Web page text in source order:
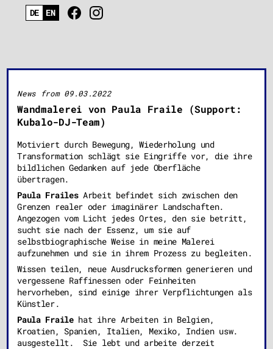
News from 09.03.2022
Wandmalerei von Paula Fraile (Support:
Kubalo-DJ-Team)
Motiviert durch Bewegung, Wiederholung und
Transformation schlägt sie Eingriffe vor, die ihre
bildlichen Gedanken auf jede Oberfläche
übertragen.
Paula FrailesArbeit befindet sich zwischen den
Grenzen realer oder imaginärer Landschaften.
Angezogen vom Licht jedes Ortes, den sie betritt,
sucht sie nach der Essenz, um sie auf
selbstbiographische Weise in meine Malerei
aufzunehmen und sie in ihrem Prozess zu begleiten.
Wissen teilen, neue Ausdrucksformen generieren und
vergessene Raffinessen oder Feinheiten
hervorheben, sind einige ihrer Verpflichtungen als
Künstler.
Paula Frailehat ihre Arbeiten in Belgien,
Kroatien, Spanien, Italien, Mexiko, Indien usw.
ausgestellt. Sie lebt und arbeite derzeit